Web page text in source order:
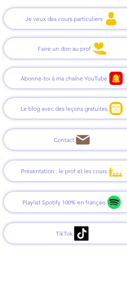
Je veux des cours particuliers
Faire un don au prof
Abonne-toi à ma chaîne YouTube
Le blog avec des leçons gratuites
Contact
Présentation : le prof et les cours
Playlist Spotify 100% en français
TikTok